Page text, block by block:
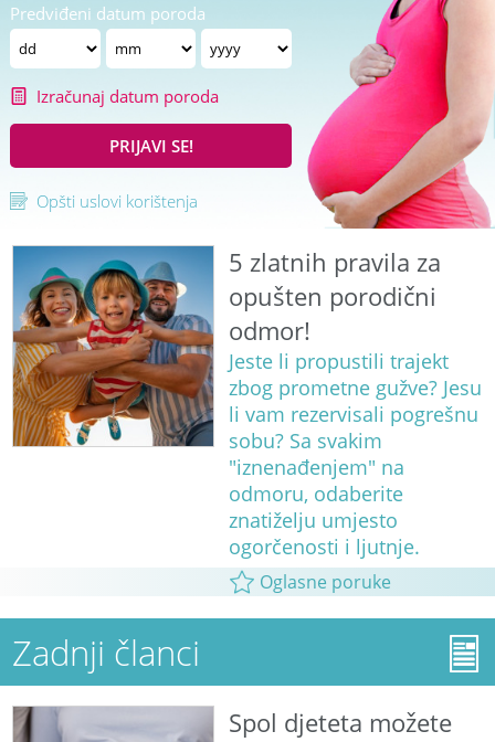
Predviđeni datum poroda
Izračunaj datum poroda
PRIJAVI SE!
Opšti uslovi korištenja
5 zlatnih pravila za
opušten porodični
odmor!
Jeste li propustili trajekt
zbog prometne gužve? Jesu
li vam rezervisali pogrešnu
sobu? Sa svakim
"iznenađenjem" na
odmoru, odaberite
znatiželju umjesto
ogorčenosti i ljutnje.
Oglasne poruke
Zadnji članci
Spol djeteta možete